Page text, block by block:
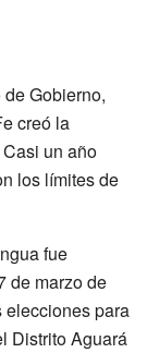
Gobierno,
creó la
un año
los límites de
fue
de marzo de
elecciones para
Distrito Aguará